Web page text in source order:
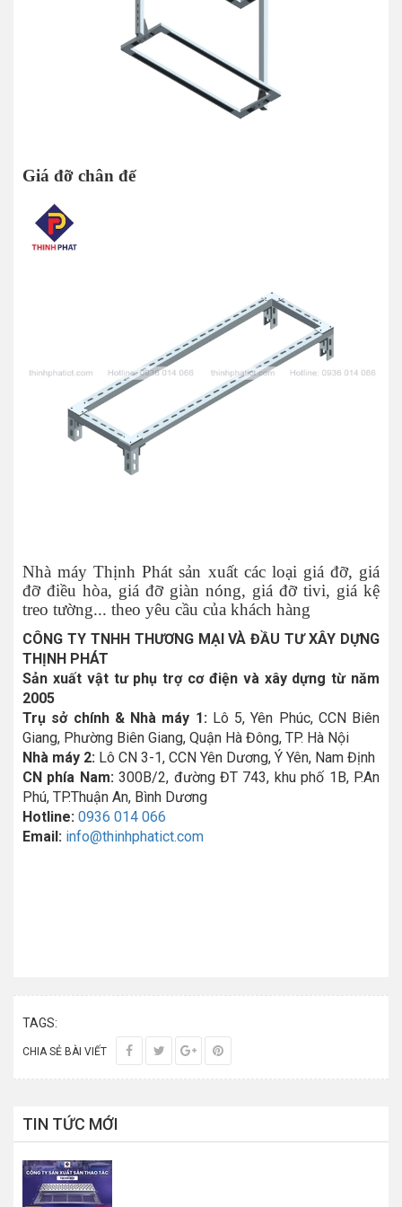
Giá đỡ chân đế
Nhà máy Thịnh Phát sản xuất các loại giá đỡ, giá
đỡ điều hòa, giá đỡ giàn nóng, giá đỡ tivi, giá kệ
treo tường... theo yêu cầu của khách hàng
CÔNG TY TNHH THƯƠNG MẠI VÀ ĐẦU TƯ XÂY DỰNG
THỊNH PHÁT
Sản xuất vật tư phụ trợ cơ điện và xây dựng từ năm
2005
Trụ sở chính & Nhà máy 1: Lô 5, Yên Phúc, CCN Biên
Giang, Phường Biên Giang, Quận Hà Đông, TP. Hà Nội
Nhà máy 2: Lô CN 3-1, CCN Yên Dương, Ý Yên, Nam Định
CN phía Nam:300B/2, đường ĐT 743, khu phố 1B, P.An
Phú, TP.Thuận An, Bình Dương
Hotline: 0936 014 066
Email: info@thinhphatict.com
TAGS:
CHIA SẺ BÀI VIẾT
TIN TỨC MỚI